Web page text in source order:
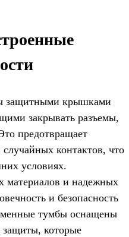
защитными крышками
закрывать разъемы,
предотвращает
контактов, что
условиях.
материалов и надежных
и безопасность
тумбы оснащены
защиты, которые